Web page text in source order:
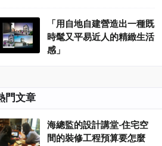
「用自地自建營造出一種既
時髦又平易近人的精緻生活
感」
門文章
海總監的設計講堂-住宅空
間的裝修工程預算要怎麼